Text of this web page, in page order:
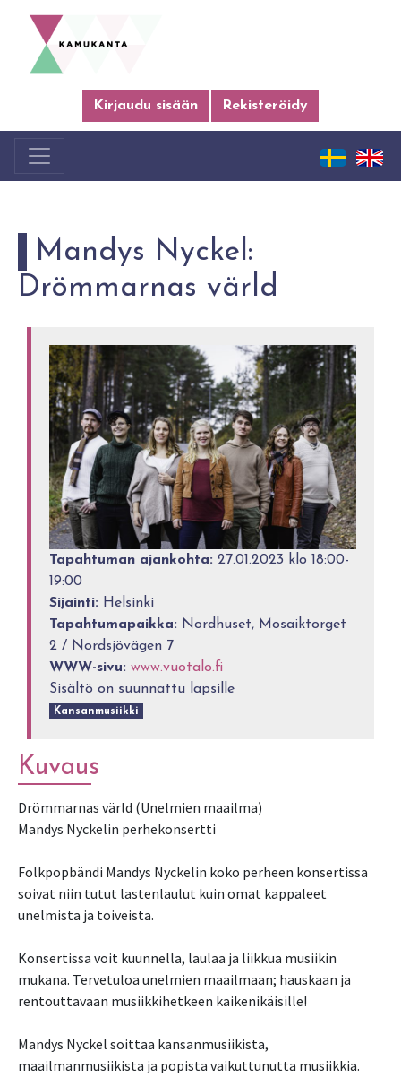
Kirjaudu sisään Rekisteröidy
Mandys Nyckel:
Drömmarnas värld
Tapahtuman ajankohta: 27.01.2023 klo 18:00-
19:00
Sijainti: Helsinki
Tapahtumapaikka: Nordhuset, Mosaiktorget
2 / Nordsjövägen 7
WWW-sivu: www.vuotalo.fi
Sisältö on suunnattu lapsille
Kansanmusiikki
Kuvaus
Drömmarnas värld (Unelmien maailma)
Mandys Nyckelin perhekonsertti
Folkpopbändi Mandys Nyckelin koko perheen konsertissa
soivat niin tutut lastenlaulut kuin omat kappaleet
unelmista ja toiveista.
Konsertissa voit kuunnella, laulaa ja liikkua musiikin
mukana. Tervetuloa unelmien maailmaan; hauskaan ja
rentouttavaan musiikkihetkeen kaikenikäisille!
Mandys Nyckel soittaa kansanmusiikista,
maailmanmusiikista ja popista vaikuttunutta musiikkia.